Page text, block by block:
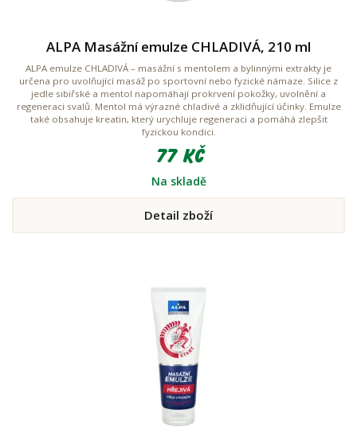
ALPA Masážní emulze CHLADIVÁ, 210 ml
ALPA emulze CHLADIVÁ – masážní s mentolem a bylinnými extrakty je
určena pro uvolňující masáž po sportovní nebo fyzické námaze. Silice z
jedle sibiřské a mentol napomáhají prokrvení pokožky, uvolnění a
regeneraci svalů. Mentol má výrazné chladivé a zklidňující účinky. Emulze
také obsahuje kreatin, který urychluje regeneraci a pomáhá zlepšit
fyzickou kondici.
77 Kč
Na skladě
Detail zboží